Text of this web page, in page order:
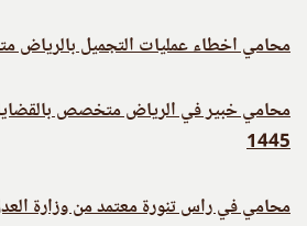
محامي اخطاء عمليات التجميل بالرياض
محامي خبير في الرياض متخصص بالقضايا
1445
محامي في راس تنورة معتمد من وزارة العدل